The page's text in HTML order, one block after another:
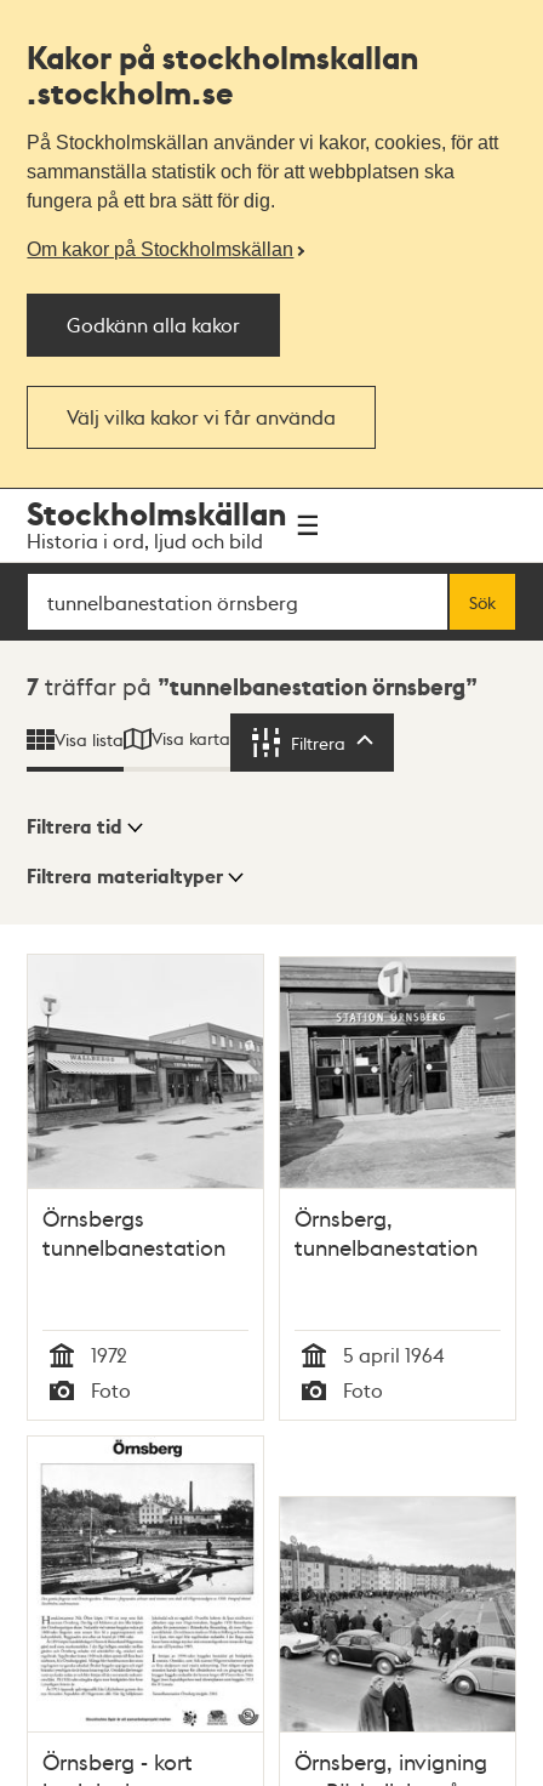
Kakor på stockholmskallan
.stockholm.se
På Stockholmskällan använder vi kakor, cookies, för att
sammanställa statistik och för att webbplatsen ska
fungera på ett bra sätt för dig.
Om kakor på Stockholmskällan
Godkänn alla kakor
Välj vilka kakor vi får använda
navigationen
huvudinnehållet
Stockholmskällan
Historia i ord, ljud och bild
Sök
Sök
Sökresultat
7 träffar på tunnelbanestation örnsberg
Visa lista Visa karta Filtrera
Visningsläge
Filtrera tid
Filtrera materialtyper
Örnsbergs
tunnelbanestation
Tid
1972
Typ
Foto
Örnsberg,
tunnelbanestation
Tid
5 april 1964
Typ
Foto
Örnsberg - kort
Örnsberg, invigning